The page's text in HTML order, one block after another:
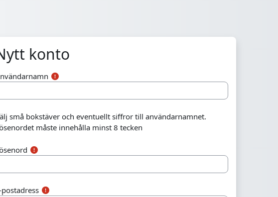
konto
små bokstäver och eventuellt siffror till användarnamnet.
måste innehålla minst 8 tecken
postadress